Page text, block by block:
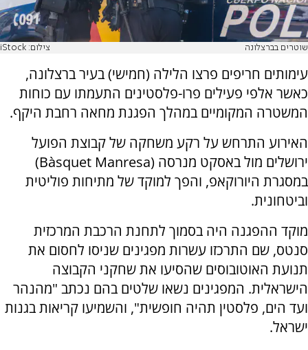
שוטרים בברצלונה צילום: iStock
עימותים חריפים פרצו הלילה (חמישי) בעיר ברצלונה,
כאשר אלפי פעילים פרו-פלסטינים התעמתו עם כוחות
המשטרה המקומיים במהלך הפגנת מחאה רחבת היקף.
האירוע התרחש על רקע משחקה של קבוצת הפועל
ירושלים מול באסקט מנרסה (Bàsquet Manresa)
במסגרת היורוקאפ, והפך למוקד של מתיחות פוליטית
וביטחונית.
מוקד ההפגנה היה בסמוך לתחנת הרכבת המרכזית
סנטס, שם התרכזו עשרות מפגינים שניסו לחסום את
תנועת האוטובוסים שהסיעו את שחקני הקבוצה
הישראלית. המפגינים נשאו שלטים בהם נכתב "מהנהר
ועד הים, פלסטין תהיה חופשית", והשמיעו קריאות בגנות
ישראל.